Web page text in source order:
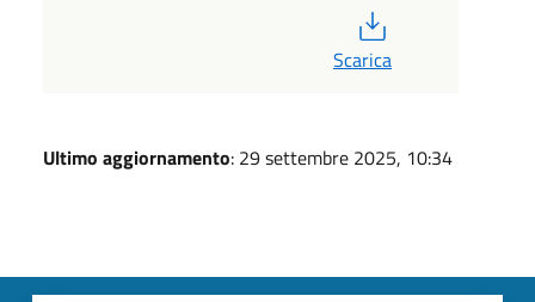
Scarica
Ultimo aggiornamento: 29 settembre 2025, 10:34